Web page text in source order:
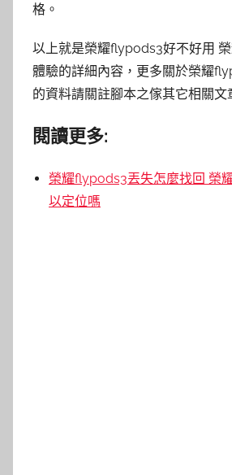
格。
以上就是榮耀flypods3好不好用
體驗的詳細內容，更多關於榮耀
的資料請關註腳本之傢其它相關文
閱讀更多:
榮耀flypods3丟失怎麼找回 榮
以定位嗎